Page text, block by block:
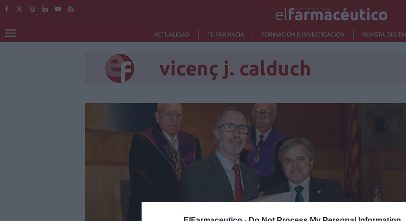
ACTUALIDAD TU FARMACIA FORMACIÓN E INVESTIGACIÓN REVISTA DIGITAL
vicenç j. calduch